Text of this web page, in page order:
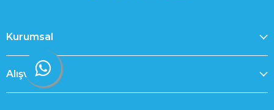
Kurumsal
Alışveriş